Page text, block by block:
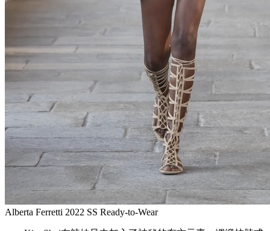
Alberta Ferretti 2022 SS Ready-to-Wear